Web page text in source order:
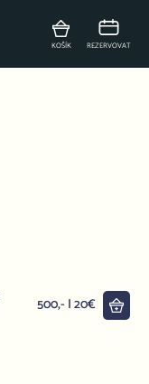
KOŠÍK REZERVOVAT
500,- | 20€